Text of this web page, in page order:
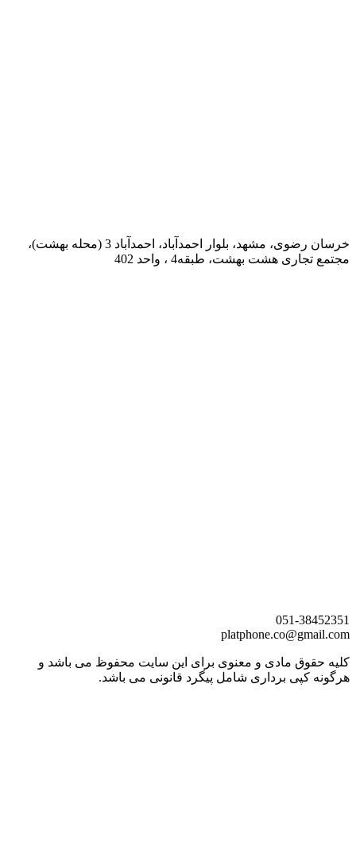
خرسان رضوی، مشهد، بلوار احمدآباد، احمدآباد 3 (محله بهشت)،
مجتمع تجاری هشت بهشت، طبقه4 ، واحد 402
051-38452351
platphone.co@gmail.com
کلیه حقوق مادی و معنوی برای این سایت محفوظ می باشد و
هرگونه کپی برداری شامل پیگرد قانونی می باشد.